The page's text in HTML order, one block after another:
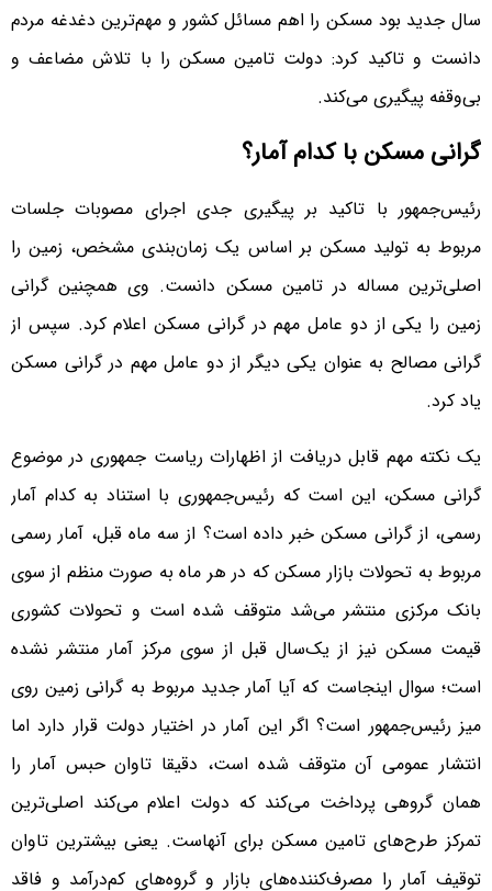
سال جدید بود مسکن را اهم مسائل کشور و مهم‌ترین دغدغه مردم
دانست و تاکید کرد: دولت تامین مسکن را با تلاش مضاعف و
بی‌‌‌وقفه پیگیری می‌کند.
گرانی مسکن با کدام آمار؟
رئیس‌جمهور با تاکید بر پیگیری جدی اجرای مصوبات جلسات
مربوط به تولید مسکن بر اساس یک زمان‌بندی مشخص، زمین را
اصلی‌‌‌ترین مساله در تامین مسکن دانست. وی همچنین گرانی
زمین را یکی از دو عامل مهم در گرانی مسکن اعلام کرد. سپس از
گرانی مصالح به عنوان یکی دیگر از دو عامل مهم در گرانی مسکن
یاد کرد.
یک نکته مهم قابل دریافت از اظهارات ریاست جمهوری در موضوع
گرانی مسکن، این است که رئیس‌‌‌جمهوری با استناد به کدام آمار
رسمی، از گرانی مسکن خبر داده است؟ از سه ماه قبل، آمار رسمی
مربوط به تحولات بازار مسکن که در هر ماه به صورت منظم از سوی
بانک مرکزی منتشر می‌‌‌شد متوقف شده است و تحولات کشوری
قیمت مسکن نیز از یک‌سال قبل از سوی مرکز آمار منتشر نشده
است؛ سوال اینجاست که آیا آمار جدید مربوط به گرانی زمین روی
میز رئیس‌‌‌جمهور است؟ اگر این آمار در اختیار دولت قرار دارد اما
انتشار عمومی آن متوقف شده است، دقیقا تاوان حبس آمار را
همان گروهی پرداخت می‌کند که دولت اعلام می‌کند اصلی‌‌‌ترین
تمرکز طرح‌‌‌های تامین مسکن برای آنهاست. یعنی بیشترین تاوان
توقیف آمار را مصرف‌کننده‌‌‌های بازار و گروه‌‌‌های کم‌‌‌درآمد و فاقد